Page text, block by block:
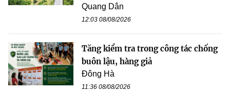
Quang Dân
12:03 08/08/2026
Tăng kiểm tra trong công tác chống
buôn lậu, hàng giả
Đông Hà
11:36 08/08/2026